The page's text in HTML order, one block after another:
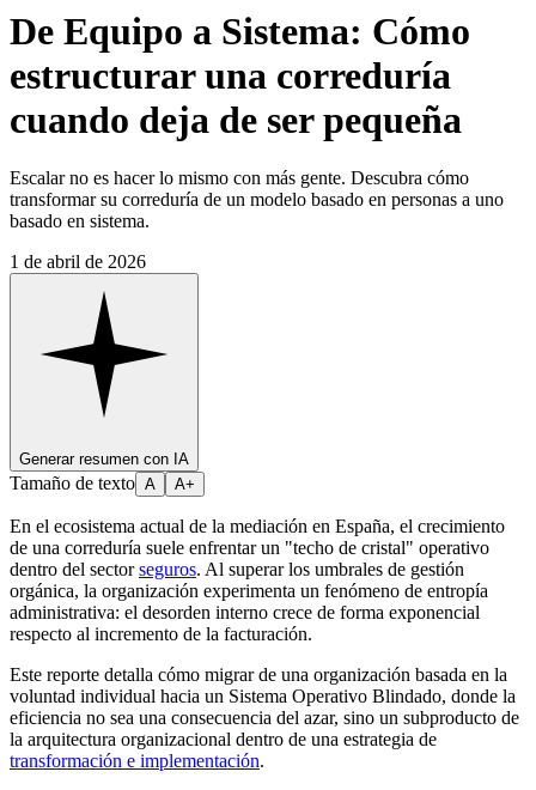
De Equipo a Sistema: Cómo
estructurar una correduría
cuando deja de ser pequeña
Escalar no es hacer lo mismo con más gente. Descubra cómo
transformar su correduría de un modelo basado en personas a uno
basado en sistema.
1 de abril de 2026
Generar resumen con IA
Tamaño de texto A A+
En el ecosistema actual de la mediación en España, el crecimiento
de una correduría suele enfrentar un "techo de cristal" operativo
dentro del sectorseguros. Al superar los umbrales de gestión
orgánica, la organización experimenta un fenómeno de entropía
administrativa: el desorden interno crece de forma exponencial
respecto al incremento de la facturación.
Este reporte detalla cómo migrar de una organización basada en la
voluntad individual hacia un Sistema Operativo Blindado, donde la
eficiencia no sea una consecuencia del azar, sino un subproducto de
la arquitectura organizacional dentro de una estrategia de
transformación e implementación.